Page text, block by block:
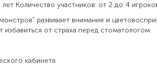
Количество участников: от 2 до 4
развивает внимание и
от страха перед стоматологом.
кабинета